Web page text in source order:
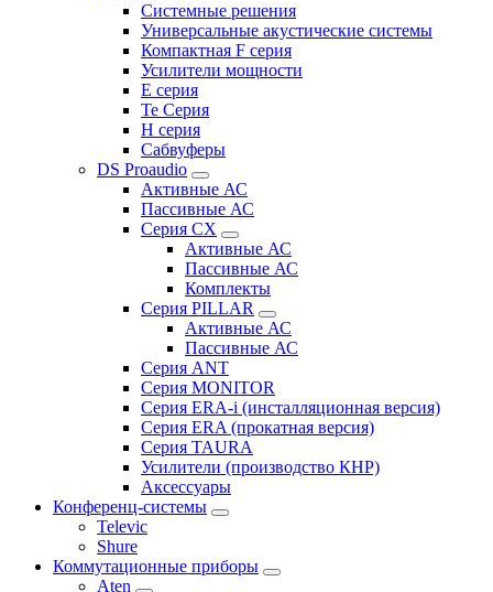
Системные решения
Универсальные акустические системы
Компактная F серия
Усилители мощности
E серия
Te Серия
H серия
Сабвуферы
DS Proaudio
Активные АС
Пассивные АС
Серия CX
Активные АС
Пассивные АС
Комплекты
Серия PILLAR
Активные АС
Пассивные АС
Серия ANT
Серия MONITOR
Серия ERA-i (инсталляционная версия)
Серия ERA (прокатная версия)
Серия TAURA
Усилители (производство КНР)
Аксессуары
Конференц-системы
Televic
Shure
Коммутационные приборы
Aten